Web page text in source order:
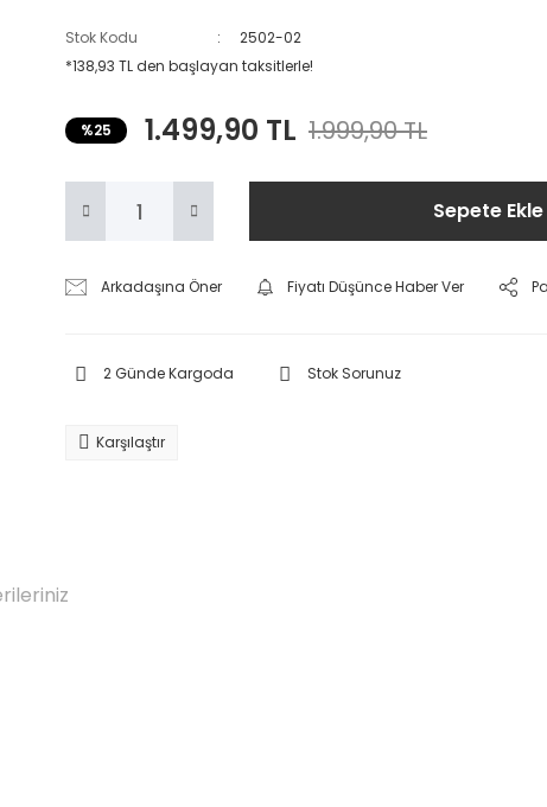
Stok Kodu
2502-02
*138,93 TL den başlayan taksitlerle!
%25 1.499,90 TL 1.999,90 TL
Sepete Ekle
Arkadaşına Öner Fiyatı Düşünce Haber Ver
2 Günde Kargoda Stok Sorunuz
Karşılaştır